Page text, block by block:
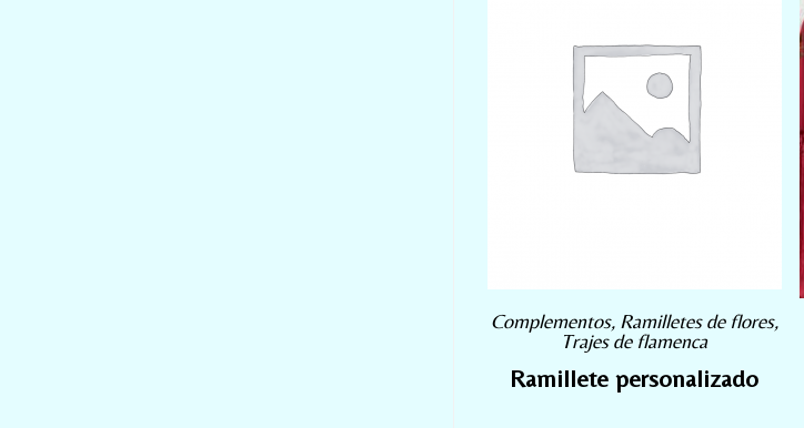
Complementos, Ramilletes de flores,
Trajes de flamenca
Ramillete personalizado